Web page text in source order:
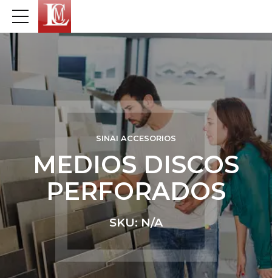
SINAI ACCESORIOS
MEDIOS DISCOS
PERFORADOS
SKU: N/A